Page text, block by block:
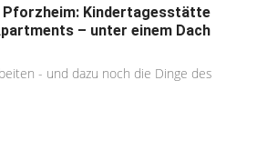
Pforzheim: Kindertagesstätte
– unter einem Dach
- und dazu noch die Dinge des